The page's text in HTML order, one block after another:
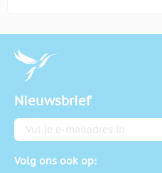
Nieuwsbrief
E-mailadres
Volg ons ook op: